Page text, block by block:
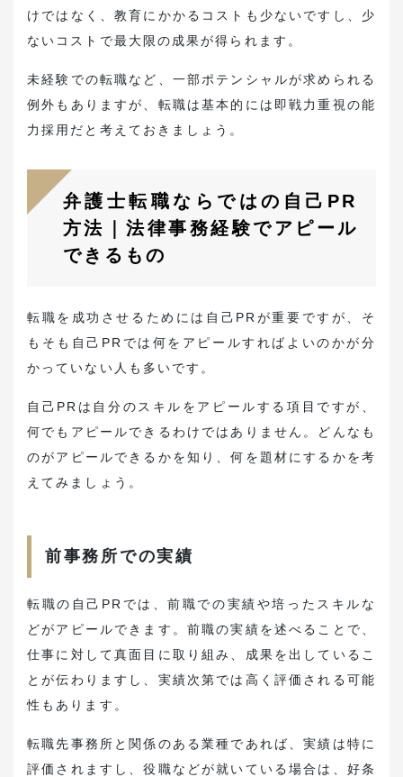
けではなく、教育にかかるコストも少ないですし、少
ないコストで最大限の成果が得られます。
未経験での転職など、一部ポテンシャルが求められる
例外もありますが、転職は基本的には即戦力重視の能
力採用だと考えておきましょう。
弁護士転職ならではの自己PR
方法｜法律事務経験でアピール
できるもの
転職を成功させるためには自己PRが重要ですが、そ
もそも自己PRでは何をアピールすればよいのかが分
かっていない人も多いです。
自己PRは自分のスキルをアピールする項目ですが、
何でもアピールできるわけではありません。どんなも
のがアピールできるかを知り、何を題材にするかを考
えてみましょう。
前事務所での実績
転職の自己PRでは、前職での実績や培ったスキルな
どがアピールできます。前職の実績を述べることで、
仕事に対して真面目に取り組み、成果を出しているこ
とが伝わりますし、実績次第では高く評価される可能
性もあります。
転職先事務所と関係のある業種であれば、実績は特に
評価されますし、役職などが就いている場合は、好条